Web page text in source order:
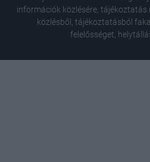
információk közlésére, tájékoztatás
közlésből, tájékoztatásból
felelősséget,